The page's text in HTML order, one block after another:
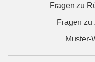
Fragen zu
Fragen zu
Muster-